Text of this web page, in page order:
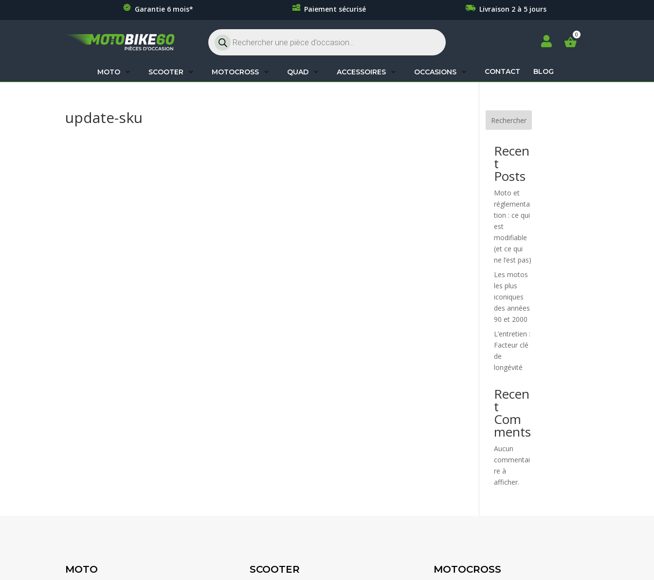
Garantie 6 mois* Paiement sécurisé Livraison 2 à 5 jours
Recherche
de
produits

MOTO SCOOTER MOTOCROSS QUAD ACCESSOIRES OCCASIONS CONTACT BLOG
produits
update-sku Rechercher
Recen
t
Posts
Moto et
réglementa
tion : ce qui
est
modifiable
(et ce qui
ne l’est pas)
Les motos
les plus
iconiques
des années
90 et 2000
L’entretien :
Facteur clé
de
longévité
Recen
t
Com
ments
Aucun
commentai
re à
afficher.
MOTO SCOOTER MOTOCROSS